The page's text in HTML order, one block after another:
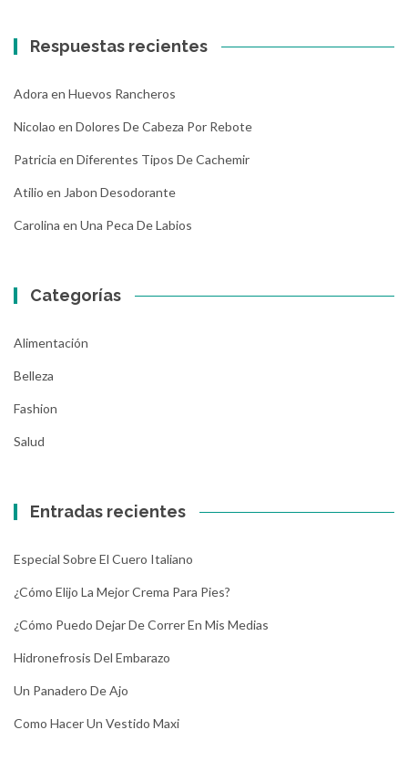
Respuestas recientes
Adora en Huevos Rancheros
Nicolao en Dolores De Cabeza Por Rebote
Patricia en Diferentes Tipos De Cachemir
Atilio en Jabon Desodorante
Carolina en Una Peca De Labios
Categorías
Alimentación
Belleza
Fashion
Salud
Entradas recientes
Especial Sobre El Cuero Italiano
¿Cómo Elijo La Mejor Crema Para Pies?
¿Cómo Puedo Dejar De Correr En Mis Medias
Hidronefrosis Del Embarazo
Un Panadero De Ajo
Como Hacer Un Vestido Maxi